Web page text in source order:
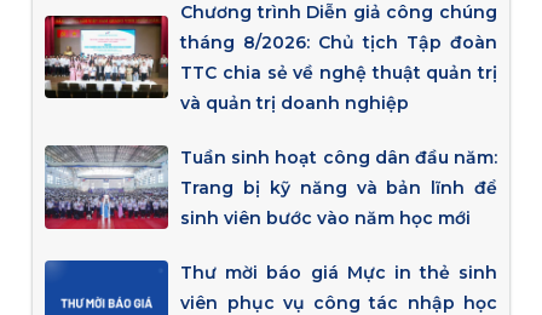
Chương trình Diễn giả công chúng
tháng 8/2026: Chủ tịch Tập đoàn
TTC chia sẻ về nghệ thuật quản trị
và quản trị doanh nghiệp
Tuần sinh hoạt công dân đầu năm:
Trang bị kỹ năng và bản lĩnh để
sinh viên bước vào năm học mới
Thư mời báo giá Mực in thẻ sinh
viên phục vụ công tác nhập học